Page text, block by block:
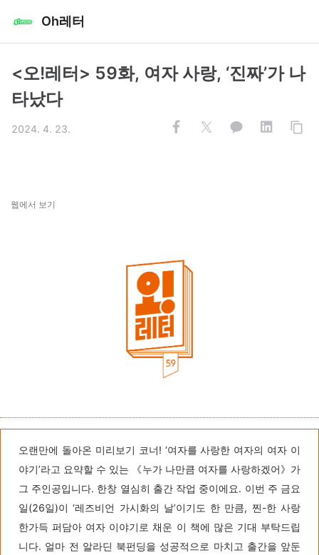
Oh레터
<오!레터> 59화, 여자 사랑, ‘진짜’가 나
타났다
2024. 4. 23.
웹에서 보기
오랜만에 돌아온 미리보기 코너! ‘여자를 사랑한 여자의 여자 이
야기’라고 요약할 수 있는 《누가 나만큼 여자를 사랑하겠어》가
그 주인공입니다. 한창 열심히 출간 작업 중이에요. 이번 주 금요
일(26일)이 ‘레즈비언 가시화의 날’이기도 한 만큼, 찐-한 사랑
한가득 퍼담아 여자 이야기로 채운 이 책에 많은 기대 부탁드립
니다. 얼마 전 알라딘 북펀딩을 성공적으로 마치고 출간을 앞둔